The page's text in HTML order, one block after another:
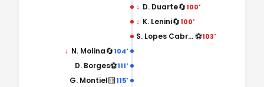
↓ D. Duarte🔄100'
↓ K. Lenini🔄100'
S. Lopes Cabral⚽103'
104'
🔄
↓ N. Molina
111'
⚽
D. Borges
115'
🟨
G. Montiel